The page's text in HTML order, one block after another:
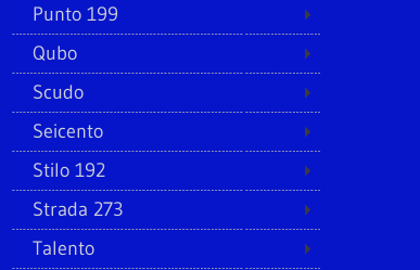
Punto 199
Qubo
Scudo
Seicento
Stilo 192
Strada 273
Talento